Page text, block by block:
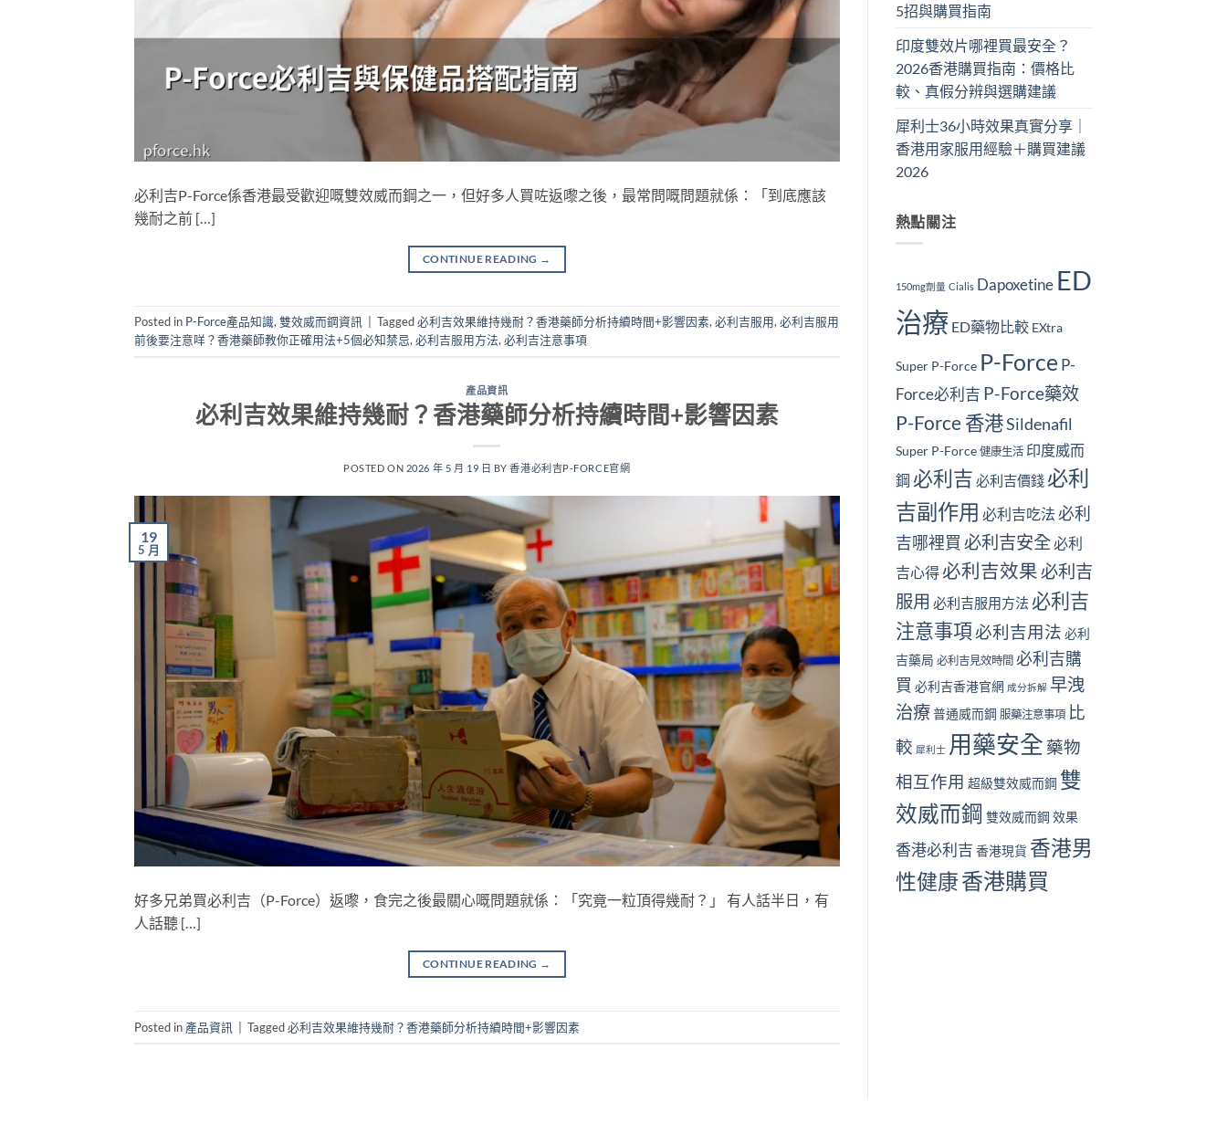
必利吉P-Force係香港最受歡迎嘅雙效威而鋼之一，但好多人買咗返嚟之後，最常問嘅問題就係：「到底應該
幾耐之前 […]
CONTINUE READING →
Posted in P-Force產品知識, 雙效威而鋼資訊 Tagged必利吉效果維持幾耐？香港藥師分析持續時間+影響因素, 必利吉服用, 必利吉服用
前後要注意咩？香港藥師教你正確用法+5個必知禁忌, 必利吉服用方法, 必利吉注意事項
產品資訊
必利吉效果維持幾耐？香港藥師分析持續時間+影響因素
POSTED ON 2026 年 5 月 19 日 BY香港必利吉P-FORCE官網
19
5 月
好多兄弟買必利吉（P-Force）返嚟，食完之後最關心嘅問題就係：「究竟一粒頂得幾耐？」 有人話半日，有
人話聽 […]
CONTINUE READING →
Posted in 產品資訊 | Tagged必利吉效果維持幾耐？香港藥師分析持續時間+影響因素
5招與購買指南
印度雙效片哪裡買最安全？
2026香港購買指南：價格比
較、真假分辨與選購建議
犀利士36小時效果真實分享｜
香港用家服用經驗＋購買建議
2026
熱點關注
150mg劑量 Cialis Dapoxetine ED
治療 ED藥物比較 EXtra
Super P-Force P-Force P-
Force必利吉 P-Force藥效
P-Force 香港Sildenafil
Super P-Force 健康生活 印度威而
鋼 必利吉 必利吉價錢 必利
吉副作用 必利吉吃法 必利
吉哪裡買 必利吉安全必利
吉心得必利吉效果必利吉
服用 必利吉服用方法 必利吉
注意事項 必利吉用法 必利
吉藥局 必利吉見效時間 必利吉購
買 必利吉香港官網 成分拆解 早洩
治療 普通威而鋼 服藥注意事項 比
較 犀利士 用藥安全 藥物
相互作用 超級雙效威而鋼 雙
效威而鋼 雙效威而鋼 效果
香港必利吉 香港現貨 香港男
性健康香港購買